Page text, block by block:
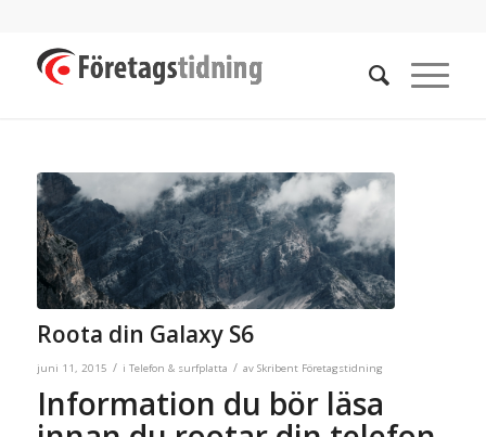
Roota din Galaxy S6
juni 11, 2015 / i Telefon & surfplatta / av Skribent Företagstidning
Information du bör läsa